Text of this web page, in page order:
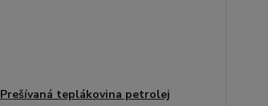
Prešívaná teplákovina petrolej